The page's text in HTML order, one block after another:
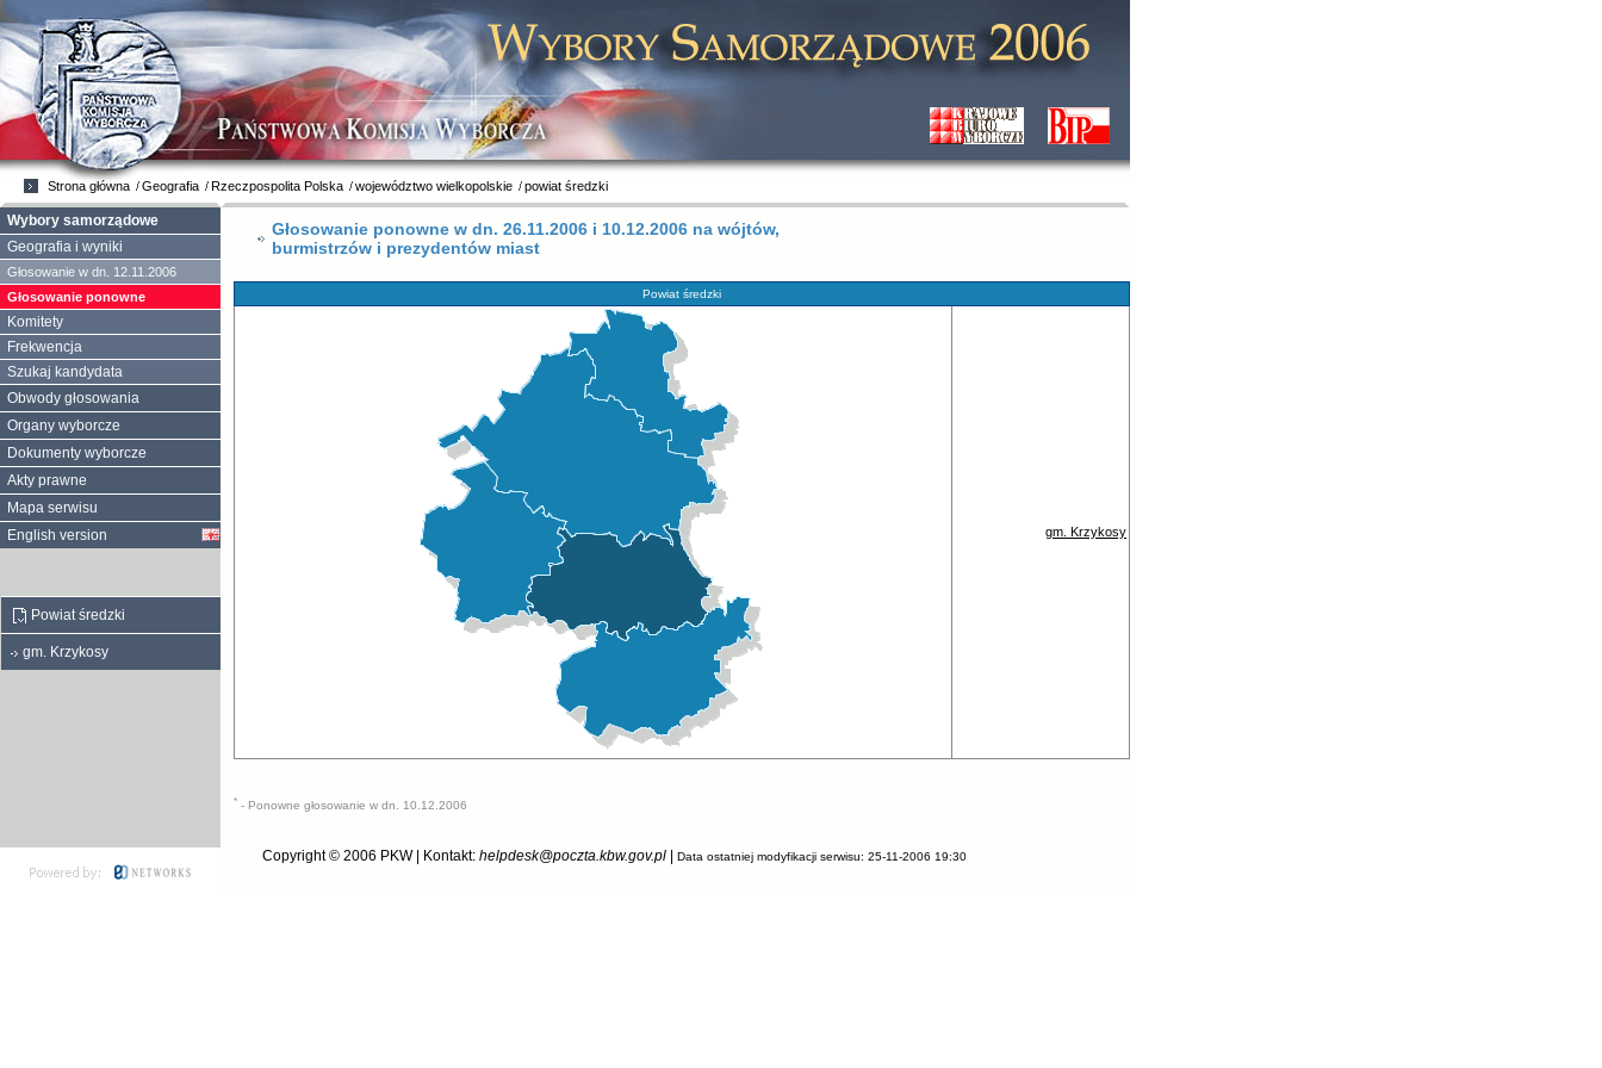
Głosowanie ponowne w dn. 26.11.2006 i 10.12.2006 na wójtów,
burmistrzów i prezydentów miast
Powiat średzki
gm. Krzykosy
* - Ponowne głosowanie w dn. 10.12.2006
Strona główna Geografia Rzeczpospolita Polska województwo wielkopolskie powiat średzki
Wybory samorządowe
Geografia i wyniki
Głosowanie w dn. 12.11.2006
Głosowanie ponowne
Komitety
Frekwencja
Szukaj kandydata
Obwody głosowania
Organy wyborcze
Dokumenty wyborcze
Akty prawne
Mapa serwisu
English version
Powiat średzki
gm. Krzykosy
Copyright © 2006 PKW| Kontakt: helpdesk@poczta.kbw.gov.pl Data ostatniej modyfikacji serwisu: 25-11-2006 19:30